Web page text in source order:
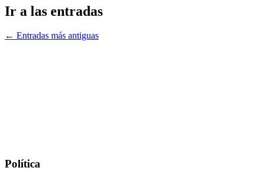
Ir a las entradas
← Entradas más antiguas
Política